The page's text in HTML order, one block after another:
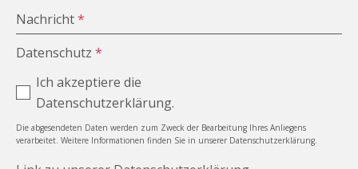
Nachricht*
Datenschutz*
Ich akzeptiere die
Datenschutzerklärung.
Die abgesendeten Daten werden zum Zweck der Bearbeitung Ihres Anliegens
verarbeitet. Weitere Informationen finden Sie in unserer Datenschutzerklärung.